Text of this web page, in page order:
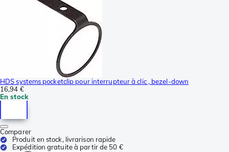
HDS systems pocketclip pour interrupteur à clic , bezel-down
16,94 €
En stock
Comparer
Produit en stock, livrarison rapide
Expédition gratuite à partir de 50 €